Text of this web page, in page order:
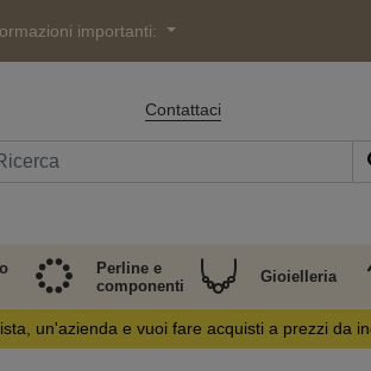
importanti:
Contattaci
Perline e
componenti
Gioielleria
un'azienda e vuoi fare acquisti a prezzi da